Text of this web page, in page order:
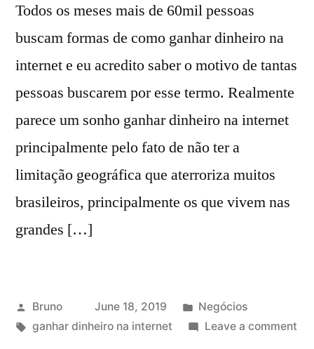
Todos os meses mais de 60mil pessoas
buscam formas de como ganhar dinheiro na
internet e eu acredito saber o motivo de tantas
pessoas buscarem por esse termo. Realmente
parece um sonho ganhar dinheiro na internet
principalmente pelo fato de não ter a
limitação geográfica que aterroriza muitos
brasileiros, principalmente os que vivem nas
grandes […]
Posted
by
Bruno June 18, 2019
Posted
in
Negócios
Tags:
ganhar dinheiro na internet Leave a commenton